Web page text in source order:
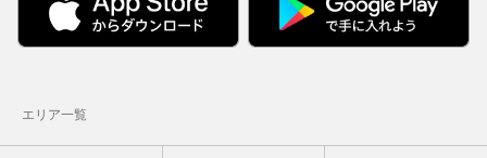
エリア一覧